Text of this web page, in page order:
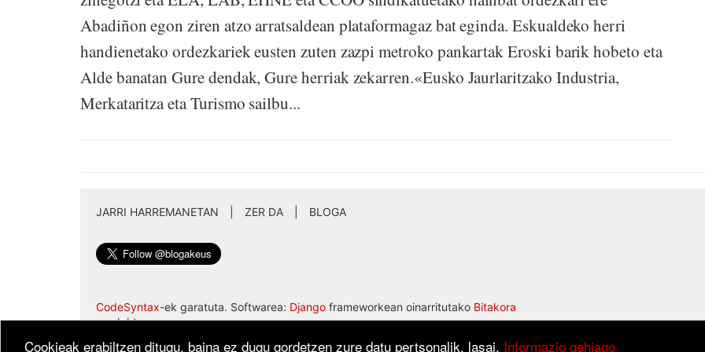
Cookieak erabiltzen ditugu, baina ez dugu gordetzen zure datu pertsonalik, lasai. Informazio gehiago
Abadiñon egon ziren atzo arratsaldean plataformagaz bat eginda. Eskualdeko herri
handienetako ordezkariek eusten zuten zazpi metroko pankartak Eroski barik hobeto eta
Alde banatan Gure dendak, Gure herriak zekarren.«Eusko Jaurlaritzako Industria,
Merkataritza eta Turismo sailbu...
JARRI HARREMANETAN ZER DA BLOGA
CodeSyntax-ek garatuta. Softwarea: Django frameworkean oinarritutako Bitakora
produktua.